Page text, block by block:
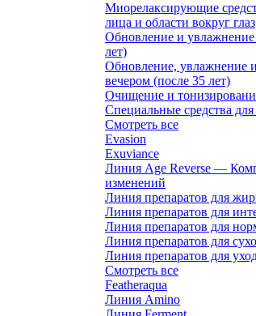
Миорелаксирующие
лица и области вокруг глаз
Обновление и
лет)
Обновление, увлажнение
вечером (после 35 лет)
Очищение и
Специальные средства для
Смотреть все
Evasion
Exuviance
Линия Age Reverse —
изменений
Линия препаратов для
Линия препаратов для
Линия препаратов для
Линия препаратов для
Линия препаратов для
Смотреть все
Featheraqua
Линия Amino